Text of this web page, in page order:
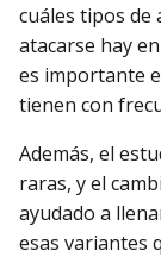
cuáles tipos de
atacarse hay
es importante
tienen con
Además, el
raras, y el
ayudado a
esas variantes